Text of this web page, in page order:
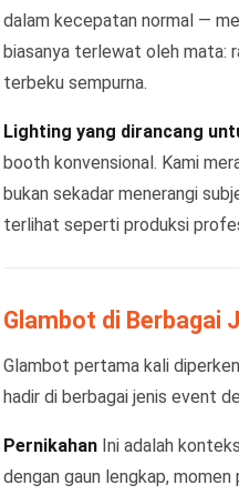
dalam kecepatan normal —
biasanya terlewat oleh mata:
terbeku sempurna.
Lighting yang dirancang
booth konvensional. Kami
bukan sekadar menerangi
terlihat seperti produksi
Glambot di Berbagai
Glambot pertama kali
hadir di berbagai jenis event
Pernikahan Ini adalah
dengan gaun lengkap,